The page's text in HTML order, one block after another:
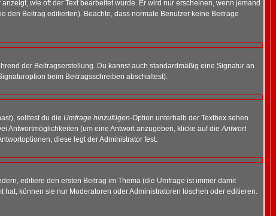
wie oft der Text bearbeitet wurde. Er wird nur erscheinen, wenn jemand
den Beitrag editierten). Beachte, dass normale Benutzer keine Beiträge
der Beitragserstellung. Du kannst auch standardmäßig eine Signatur an
beim Beitragsschreiben abschaltest).
solltest du die Umfrage hinzufügen-Option unterhalb der Textbox sehen
Antwortmöglichkeiten (um eine Antwort anzugeben, klicke auf dieAntwort
diese legt der Administrator fest.
editiere den ersten Beitrag im Thema (die Umfrage ist immer damit
können sie nur Moderatoren oder Administratoren löschen oder editieren.